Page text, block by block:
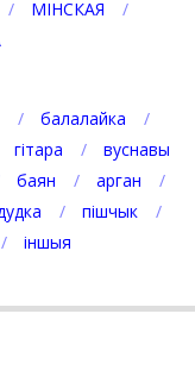
МІНСКАЯ
балалайка
гітара
вуснавы
баян
арган
пішчык
іншыя